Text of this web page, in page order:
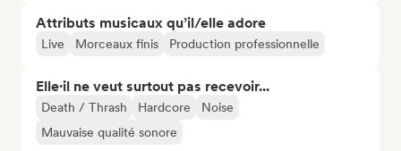
Attributs musicaux qu’il/elle adore
Live Morceaux finis Production professionnelle
Elle·il ne veut surtout pas recevoir...
Death / Thrash Hardcore
Noise
Mauvaise qualité sonore